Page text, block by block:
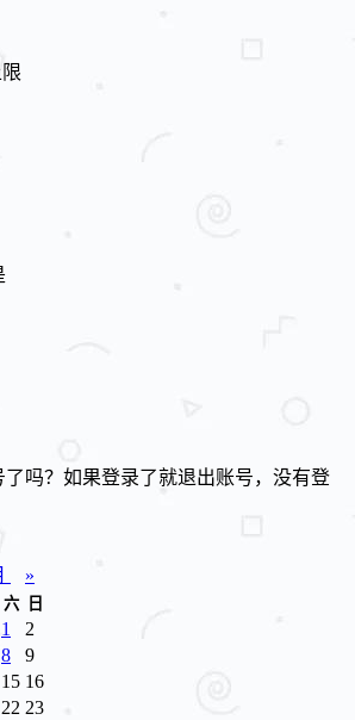
了吗？如果登录了就退出账号，没有登
»
六 日
1
2
8
9
15 16
22 23